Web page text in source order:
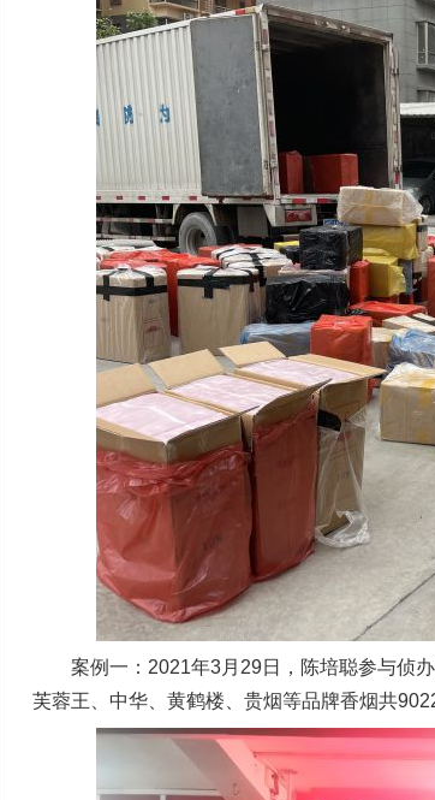
案例一：2021年3月29日，陈培聪参与侦办
芙蓉王、中华、黄鹤楼、贵烟等品牌香烟共